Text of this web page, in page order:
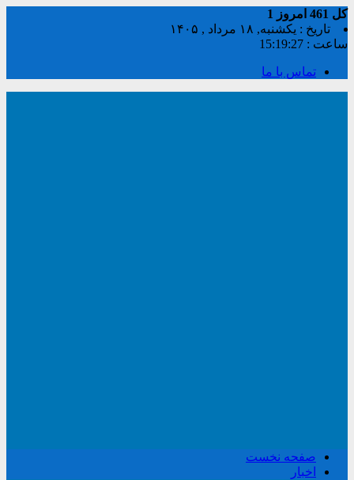
کل امروز
1
تاریخ : یکشنبه, ۱۸ مرداد , ۱۴۰۵
ساعت : 15:19:28
تماس با ما
صفحه نخست
اخبار